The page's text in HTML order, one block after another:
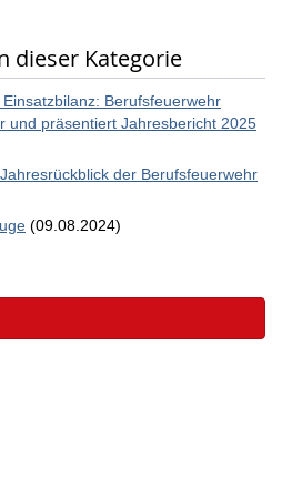
dieser Kategorie
Berufsfeuerwehr
und präsentiert Jahresbericht 2025
der Berufsfeuerwehr
(09.08.2024)